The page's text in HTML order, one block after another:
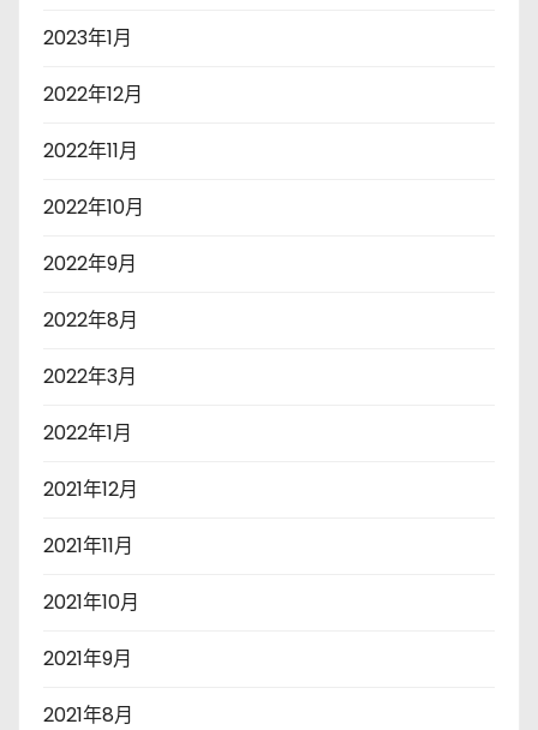
2023年1月
2022年12月
2022年11月
2022年10月
2022年9月
2022年8月
2022年3月
2022年1月
2021年12月
2021年11月
2021年10月
2021年9月
2021年8月